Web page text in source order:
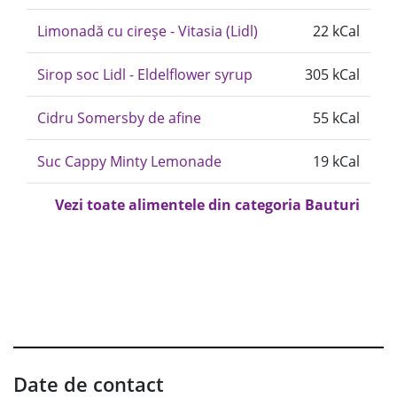
Limonadă cu cireșe - Vitasia (Lidl) 22 kCal
Sirop soc Lidl - Eldelflower syrup 305 kCal
Cidru Somersby de afine 55 kCal
Suc Cappy Minty Lemonade 19 kCal
Vezi toate alimentele din categoria Bauturi
Date de contact